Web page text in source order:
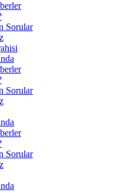
Sorular
Sorular
Sorular